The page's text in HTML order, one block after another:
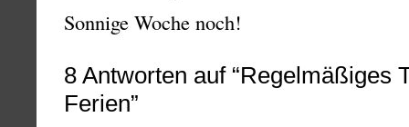
Sonnige Woche noch!
8 Antworten auf “Regelmäßiges
Ferien”